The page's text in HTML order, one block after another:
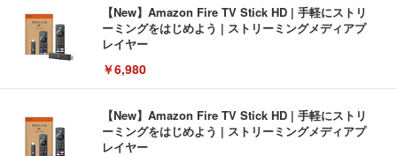
【New】Amazon Fire TV Stick HD | 手軽にストリ
ーミングをはじめよう | ストリーミングメディアプ
レイヤー
￥6,980
【New】Amazon Fire TV Stick HD | 手軽にストリ
ーミングをはじめよう | ストリーミングメディアプ
レイヤー